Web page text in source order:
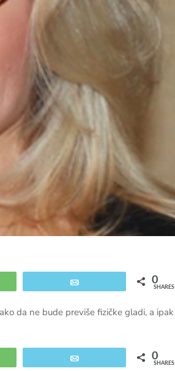
0
SHARES
da ne bude previše fizičke gladi, a ipak
0
SHARES